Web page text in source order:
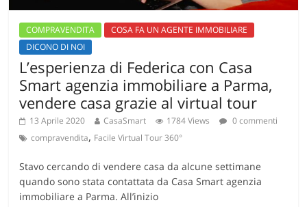
COMPRAVENDITA
COSA FA UN AGENTE IMMOBILIARE
DICONO DI NOI
L’esperienza di Federica con Casa
Smart agenzia immobiliare a Parma,
vendere casa grazie al virtual tour
13 Aprile 2020 CasaSmart 1784 Views
0 commenti
compravendita, Facile Virtual Tour 360°
Stavo cercando di vendere casa da alcune settimane
quando sono stata contattata da Casa Smart agenzia
immobiliare a Parma. All’inizio